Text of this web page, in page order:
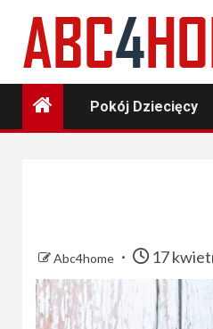
content
Pokój Dziecięcy
Abc4home 17